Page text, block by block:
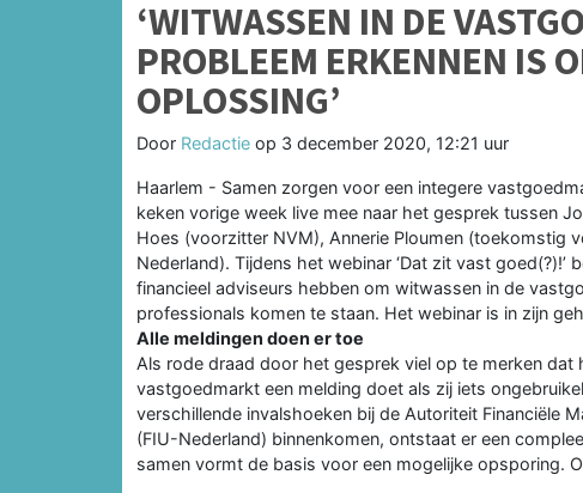
‘WITWASSEN IN DE
PROBLEEM ERKENNEN IS
OPLOSSING’
Door Redactie op 3 december 2020, 12:21 uur
Haarlem - Samen zorgen voor een integere
keken vorige week live mee naar het gesprek tussen
Hoes (voorzitter NVM), Annerie Ploumen (toekomstig
Nederland). Tijdens het webinar ‘Dat zit vast
financieel adviseurs hebben om witwassen in de
professionals komen te staan. Het webinar is in zijn
Alle meldingen doen er toe
Als rode draad door het gesprek viel op te merken
vastgoedmarkt een melding doet als zij iets
verschillende invalshoeken bij de Autoriteit Financiële
(FIU-Nederland) binnenkomen, ontstaat er een
samen vormt de basis voor een mogelijke opsporing.